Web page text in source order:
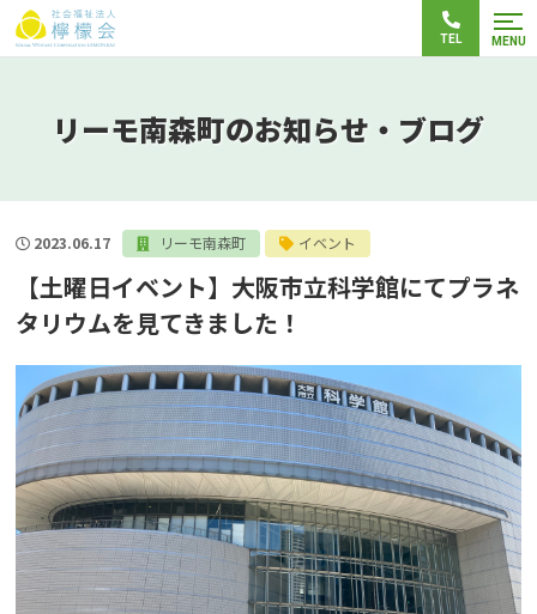
TEL MENU
リーモ南森町のお知らせ・ブログ
2023.06.17 リーモ南森町 イベント
【土曜日イベント】大阪市立科学館にてプラネ
タリウムを見てきました！